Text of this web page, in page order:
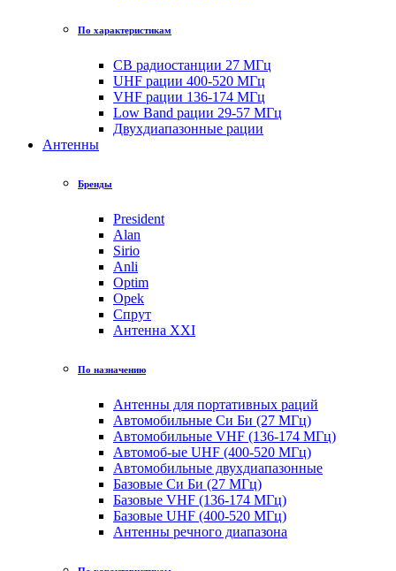
По характеристикам
CB радиостанции 27 МГц
UHF рации 400-520 МГц
VHF рации 136-174 МГц
Low Band рации 29-57 МГц
Двухдиапазонные рации
Антенны
Бренды
President
Alan
Sirio
Anli
Optim
Opek
Спрут
Антенна XXI
По назначению
Антенны для портативных раций
Автомобильные Си Би (27 МГц)
Автомобильные VHF (136-174 МГц)
Автомоб-ые UHF (400-520 МГц)
Автомобильные двухдиапазонные
Базовые Си Би (27 МГц)
Базовые VHF (136-174 МГц)
Базовые UHF (400-520 МГц)
Антенны речного диапазона